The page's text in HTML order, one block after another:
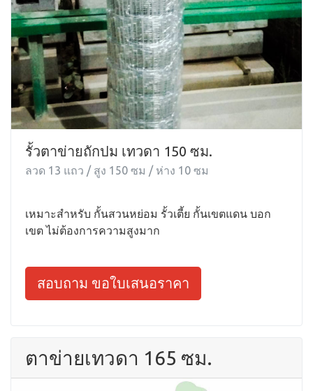
รั้วตาข่ายถักปม เทวดา 150 ซม.
ลวด 13 แถว / สูง 150 ซม / ห่าง 10 ซม
เหมาะสำหรับ กั้นสวนหย่อม รั้วเตี้ย กั้นเขตแดน บอก
เขต ไม่ต้องการความสูงมาก
สอบถาม ขอใบเสนอราคา
ตาข่ายเทวดา 165 ซม.